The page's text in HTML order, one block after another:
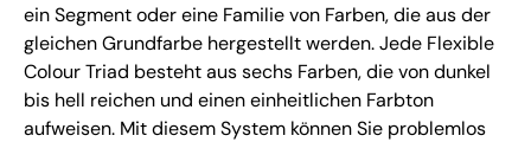
ein Segment oder eine Familie von Farben, die aus der
gleichen Grundfarbe hergestellt werden. Jede Flexible
Colour Triad besteht aus sechs Farben, die von dunkel
bis hell reichen und einen einheitlichen Farbton
aufweisen. Mit diesem System können Sie problemlos